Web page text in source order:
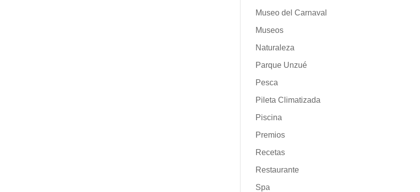
Museo del Carnaval
Museos
Naturaleza
Parque Unzué
Pesca
Pileta Climatizada
Piscina
Premios
Recetas
Restaurante
Spa